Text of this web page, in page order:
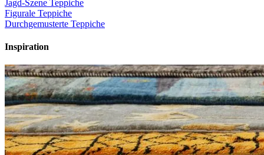
Jagd-Szene Teppiche
Figurale Teppiche
Durchgemusterte Teppiche
Inspiration